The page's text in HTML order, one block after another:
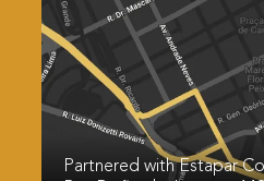
Partnered with Estapar